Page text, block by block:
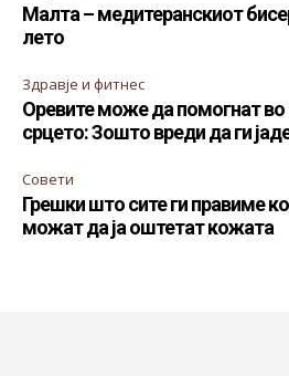
Малта – медитеранскиот
лето
Здравје и фитнес
Оревите може да помогнат во
срцето: Зошто вреди да ги
Совети
Грешки што сите ги правиме
можат да ја оштетат кожата